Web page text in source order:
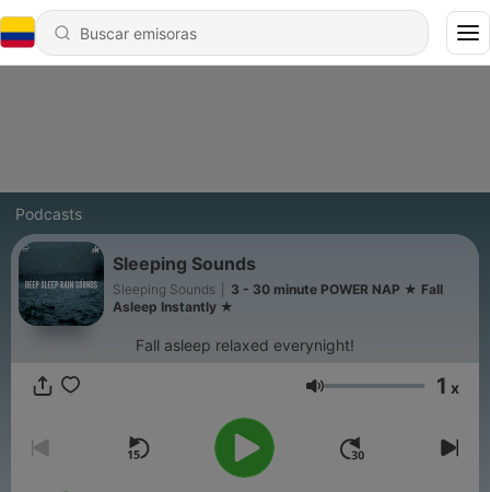
Podcasts
Sleeping Sounds
Sleeping Sounds
3 - 30 minute POWER NAP ★︎ Fall
Asleep Instantly ★︎
Fall asleep relaxed everynight!
Volumen 1 x